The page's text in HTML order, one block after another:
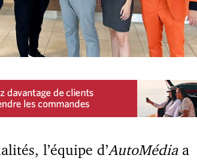
l’équipe d’AutoMédiaa